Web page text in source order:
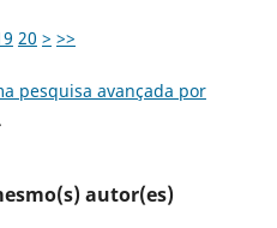
20 > >>
pesquisa avançada por
autor(es)